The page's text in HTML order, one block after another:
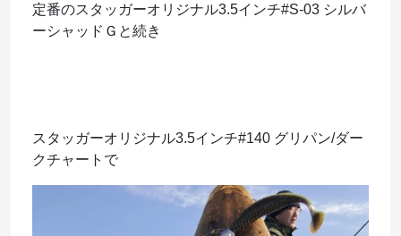
定番のスタッガーオリジナル3.5インチ#S-03 シルバ
ーシャッドＧと続き
スタッガーオリジナル3.5インチ#140 グリパン/ダー
クチャートで